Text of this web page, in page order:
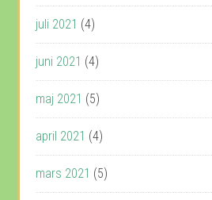
juli 2021 (4)
juni 2021 (4)
maj 2021 (5)
april 2021 (4)
mars 2021 (5)